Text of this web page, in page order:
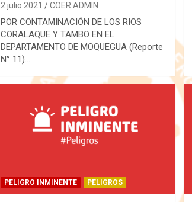
2 julio 2021 COER ADMIN
POR CONTAMINACIÓN DE LOS RIOS
CORALAQUE Y TAMBO EN EL
DEPARTAMENTO DE MOQUEGUA (Reporte
N° 11)…
PELIGRO INMINENTE PELIGROS